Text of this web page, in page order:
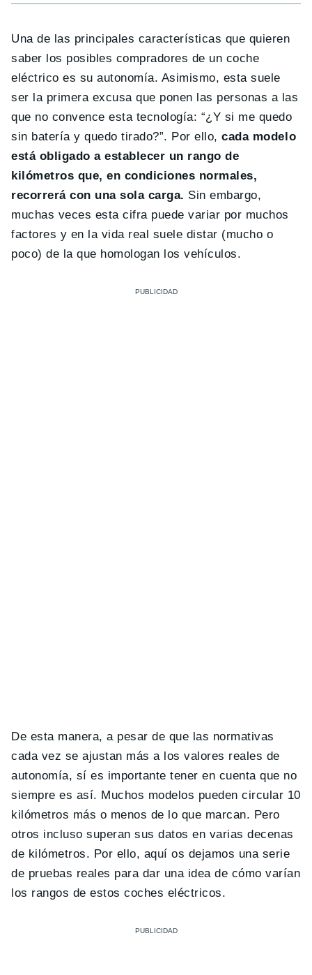
Una de las principales características que quieren
saber los posibles compradores de un coche
eléctrico es su autonomía. Asimismo, esta suele
ser la primera excusa que ponen las personas a las
que no convence esta tecnología: “¿Y si me quedo
sin batería y quedo tirado?”. Por ello, cada modelo
está obligado a establecer un rango de
kilómetros que, en condiciones normales,
recorrerá con una sola carga. Sin embargo,
muchas veces esta cifra puede variar por muchos
factores y en la vida real suele distar (mucho o
poco) de la que homologan los vehículos.
De esta manera, a pesar de que las normativas
cada vez se ajustan más a los valores reales de
autonomía, sí es importante tener en cuenta que no
siempre es así. Muchos modelos pueden circular 10
kilómetros más o menos de lo que marcan. Pero
otros incluso superan sus datos en varias decenas
de kilómetros. Por ello, aquí os dejamos una serie
de pruebas reales para dar una idea de cómo varían
los rangos de estos coches eléctricos.